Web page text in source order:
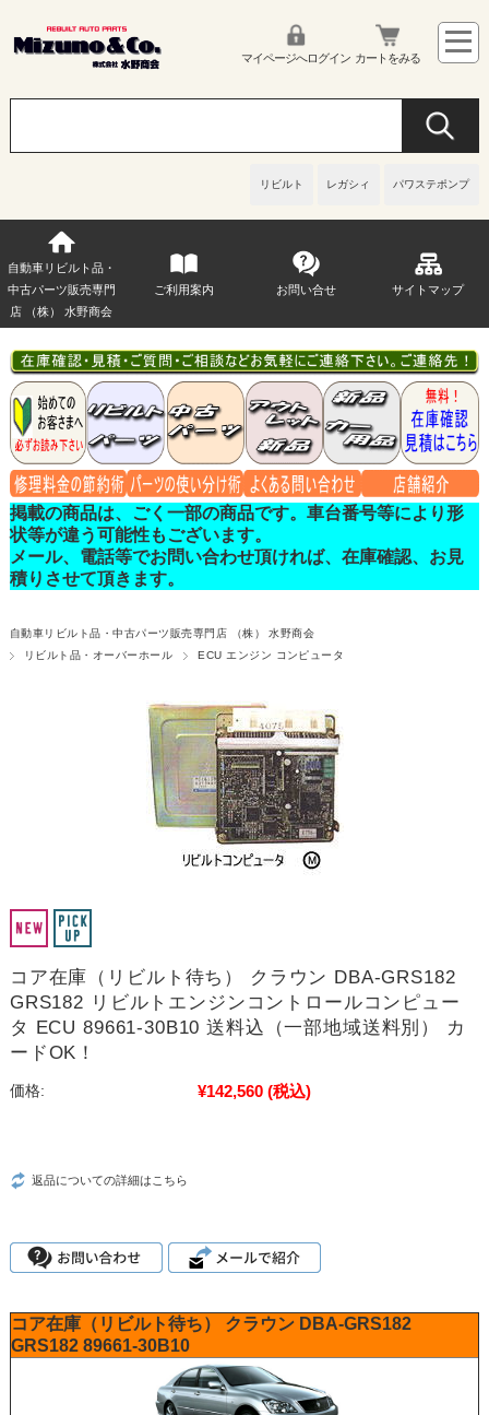
リビルト レガシィ パワステポンプ
マイページへログイン カートをみる
自動車リビルト品・
中古パーツ販売専門
店 （株） 水野商会
ご利用案内 お問い合せ サイトマップ
掲載の商品は、ごく一部の商品です。車台番号等により形
状等が違う可能性もございます。
メール、電話等でお問い合わせ頂ければ、在庫確認、お見
積りさせて頂きます。
自動車リビルト品・中古パーツ販売専門店 （株） 水野商会
リビルト品・オーバーホール
ECU エンジン コンピュータ
コア在庫（リビルト待ち） クラウン DBA-GRS182
GRS182 リビルトエンジンコントロールコンピュー
タ ECU 89661-30B10 送料込（一部地域送料別） カ
ードOK！
価格: ¥142,560 (税込)
返品についての詳細はこちら
コア在庫（リビルト待ち） クラウン DBA-GRS182
GRS182 89661-30B10